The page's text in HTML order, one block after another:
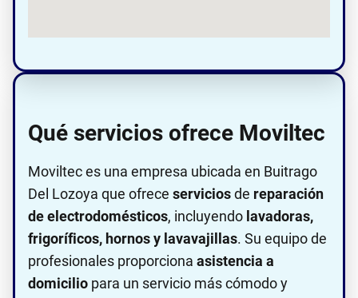
Qué servicios ofrece Moviltec
Moviltec es una empresa ubicada en Buitrago
Del Lozoya que ofrece serviciosde reparación
de electrodomésticos, incluyendo lavadoras,
frigoríficos, hornos y lavavajillas. Su equipo de
profesionales proporciona asistencia a
domicilio para un servicio más cómodo y